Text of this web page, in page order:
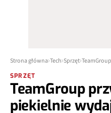
Strona główna Tech Sprzęt
SPRZĘT
TeamGroup
piekielnie